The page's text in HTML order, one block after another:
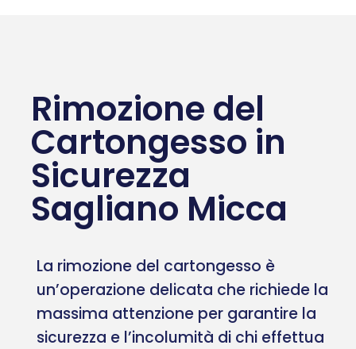
Rimozione del
Cartongesso in
Sicurezza
Sagliano Micca
La rimozione del cartongesso è
un’operazione delicata che richiede la
massima attenzione per garantire la
sicurezza e l’incolumità di chi effettua